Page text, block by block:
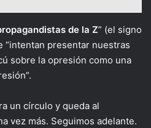
de la Z” (el signo
“intentan presentar nuestras
sobre la opresión como una
un círculo y queda al
vez más. Seguimos adelante.